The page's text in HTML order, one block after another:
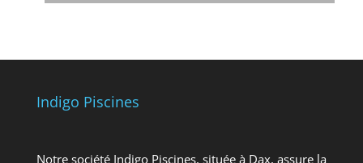
Indigo Piscines
Notre société Indigo Piscines, située à Dax, assure la